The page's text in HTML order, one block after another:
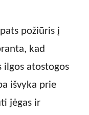
požiūris į
kad
ilgos atostogos
išvyka prie
jėgas ir